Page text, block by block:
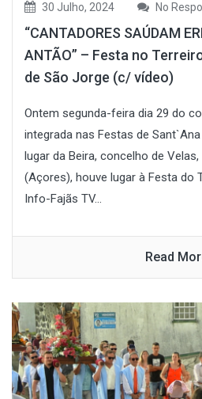
30 Julho, 2024 No
“CANTADORES SAÚDAM
ANTÃO” – Festa no
de São Jorge (c/ vídeo)
Ontem segunda-feira dia 29 do
integrada nas Festas de
lugar da Beira, concelho de
(Açores), houve lugar à Festa do
Info-Fajãs TV...
Read